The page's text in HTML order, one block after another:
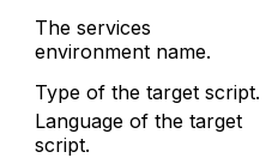
The services
environment name.
Type of the target script.
Language of the target
script.